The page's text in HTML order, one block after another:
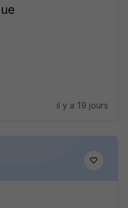
il y a 19 jours